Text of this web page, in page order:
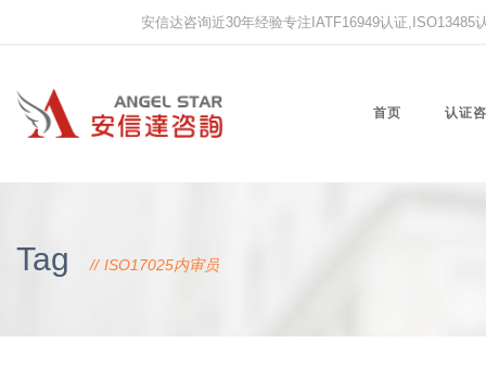
安信达咨询近30年经验专注IATF16949认证
首页 认证
Tag ISO17025内审员